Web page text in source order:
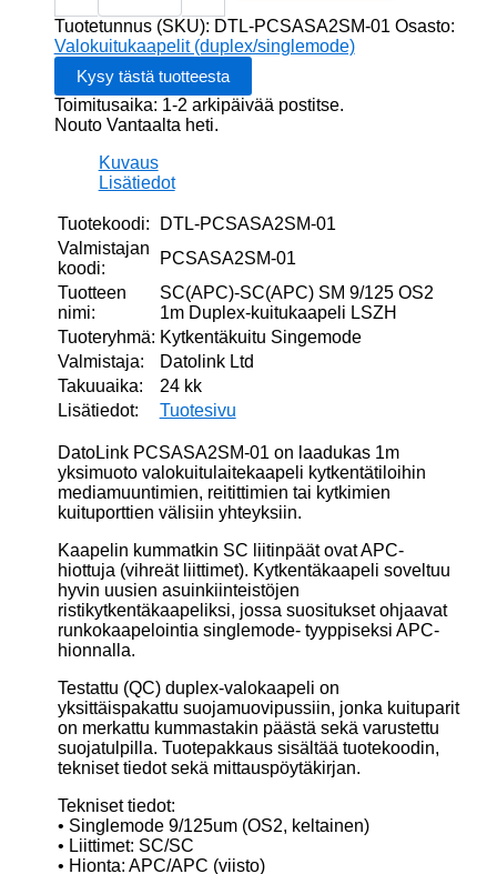
9/125
OS2
1m
Duplex-
kuitukaapeli
LSZH
Tuotetunnus (SKU): DTL-PCSASA2SM-01 Osasto:
Valokuitukaapelit (duplex/singlemode)
Toimitusaika: 1-2 arkipäivää postitse.
Nouto Vantaalta heti.
Kuvaus
Lisätiedot
Tuotekoodi:
DTL-PCSASA2SM-01
Valmistajan
koodi:
PCSASA2SM-01
Tuotteen
nimi:
SC(APC)-SC(APC) SM 9/125 OS2
1m Duplex-kuitukaapeli LSZH
Tuoteryhmä: Kytkentäkuitu Singemode
Valmistaja:
Datolink Ltd
Takuuaika:
24 kk
Lisätiedot:
Tuotesivu
DatoLink PCSASA2SM-01 on laadukas 1m
yksimuoto valokuitulaitekaapeli kytkentätiloihin
mediamuuntimien, reitittimien tai kytkimien
kuituporttien välisiin yhteyksiin.
Kaapelin kummatkin SC liitinpäät ovat APC-
hiottuja (vihreät liittimet). Kytkentäkaapeli soveltuu
hyvin uusien asuinkiinteistöjen
ristikytkentäkaapeliksi, jossa suositukset ohjaavat
runkokaapelointia singlemode- tyyppiseksi APC-
hionnalla.
Testattu (QC) duplex-valokaapeli on
yksittäispakattu suojamuovipussiin, jonka kuituparit
on merkattu kummastakin päästä sekä varustettu
suojatulpilla. Tuotepakkaus sisältää tuotekoodin,
tekniset tiedot sekä mittauspöytäkirjan.
Tekniset tiedot:
• Singlemode 9/125um (OS2, keltainen)
• Liittimet: SC/SC
• Hionta: APC/APC (viisto)